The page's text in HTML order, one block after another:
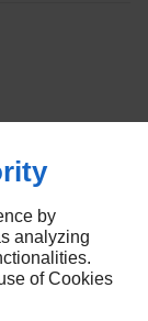
by
analyzing
of Cookies